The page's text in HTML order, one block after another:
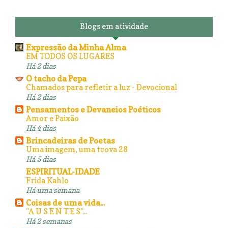
Blogs em atividade
Expressão da Minha Alma
EM TODOS OS LUGARES
Há 2 dias
O tacho da Pepa
Chamados para refletir a luz - Devocional
Há 2 dias
Pensamentos e Devaneios Poéticos
Amor e Paixão
Há 4 dias
Brincadeiras de Poetas
Uma imagem, uma trova 28
Há 5 dias
ESPIRITUAL-IDADE
Frida Kahlo
Há uma semana
Coisas de uma vida...
"A U S E N T E S"...
Há 2 semanas